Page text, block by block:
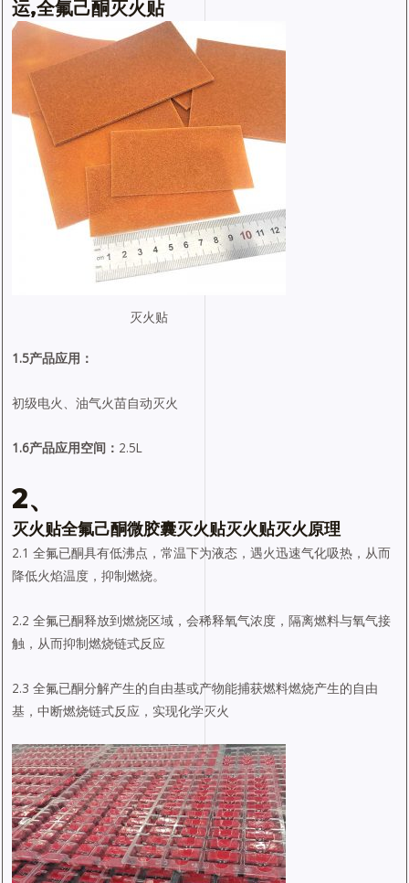
运,全氟己酮灭火贴
灭火贴
1.5产品应用：
初级电火、油气火苗自动灭火
1.6产品应用空间： 2.5L
2、
灭火贴全氟己酮微胶囊灭火贴灭火贴灭火原理
2.1 全氟已酮具有低沸点，常温下为液态，遇火迅速气化吸热，从而
降低火焰温度，抑制燃烧。
2.2 全氟已酮释放到燃烧区域，会稀释氧气浓度，隔离燃料与氧气接
触，从而抑制燃烧链式反应
2.3 全氟已酮分解产生的自由基或产物能捕获燃料燃烧产生的自由
基，中断燃烧链式反应，实现化学灭火